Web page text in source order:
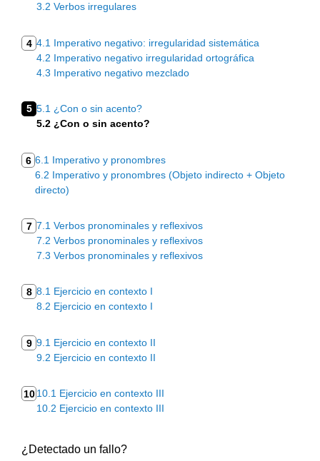
3.2 Verbos irregulares
4 4.1 Imperativo negativo: irregularidad sistemática
4.2 Imperativo negativo irregularidad ortográfica
4.3 Imperativo negativo mezclado
5 5.1 ¿Con o sin acento?
5.2 ¿Con o sin acento?
6 6.1 Imperativo y pronombres
6.2 Imperativo y pronombres (Objeto indirecto + Objeto
directo)
7 7.1 Verbos pronominales y reflexivos
7.2 Verbos pronominales y reflexivos
7.3 Verbos pronominales y reflexivos
8 8.1 Ejercicio en contexto I
8.2 Ejercicio en contexto I
9 9.1 Ejercicio en contexto II
9.2 Ejercicio en contexto II
10 10.1 Ejercicio en contexto III
10.2 Ejercicio en contexto III
¿Detectado un fallo?